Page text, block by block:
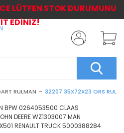
RULMAN 32207 35X72X23 ORS
LÜTFEN STOK DURUMUNU
EDİNİZ!